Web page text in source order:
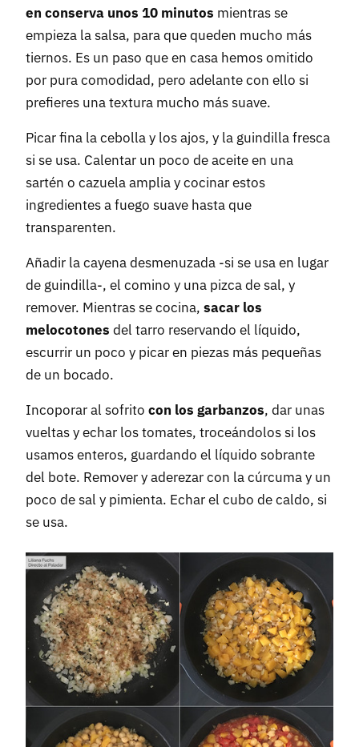
en conserva unos 10 minutos mientras se
empieza la salsa, para que queden mucho más
tiernos. Es un paso que en casa hemos omitido
por pura comodidad, pero adelante con ello si
prefieres una textura mucho más suave.
Picar fina la cebolla y los ajos, y la guindilla fresca
si se usa. Calentar un poco de aceite en una
sartén o cazuela amplia y cocinar estos
ingredientes a fuego suave hasta que
transparenten.
Añadir la cayena desmenuzada -si se usa en lugar
de guindilla-, el comino y una pizca de sal, y
remover. Mientras se cocina, sacar los
melocotones del tarro reservando el líquido,
escurrir un poco y picar en piezas más pequeñas
de un bocado.
Incoporar al sofrito con los garbanzos, dar unas
vueltas y echar los tomates, troceándolos si los
usamos enteros, guardando el líquido sobrante
del bote. Remover y aderezar con la cúrcuma y un
poco de sal y pimienta. Echar el cubo de caldo, si
se usa.